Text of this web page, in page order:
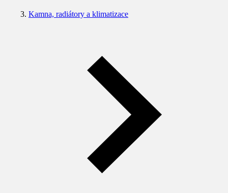
Kamna, radiátory a klimatizace